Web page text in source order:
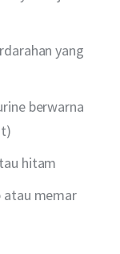
yang
berwarna
hitam
atau memar